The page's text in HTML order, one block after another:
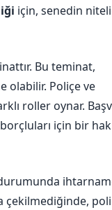
için, senedin
Bu teminat,
olabilir. Poliçe ve
roller oynar.
borçluları için bir hak
çekilmediğinde,